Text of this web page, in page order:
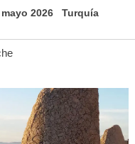
2026 Turquía